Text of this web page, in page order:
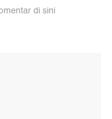
di sini